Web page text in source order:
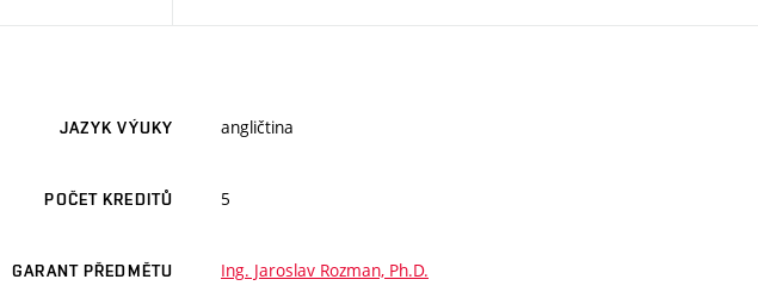
JAZYK VÝUKY angličtina
POČET KREDITŮ 5
GARANT PŘEDMĚTU Ing. Jaroslav Rozman, Ph.D.